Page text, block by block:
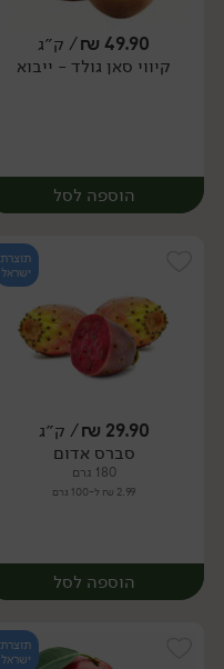
מארז
49.90
₪/ ק״ג
קיווי סאן גולד - ייבוא
הוספה לסל
מארז
תוצרת
ישראל
29.90
₪/ ק״ג
סברס אדום
180 גרם
2.99 ₪ ל-100 גרם
הוספה לסל
תוצרת
ישראל